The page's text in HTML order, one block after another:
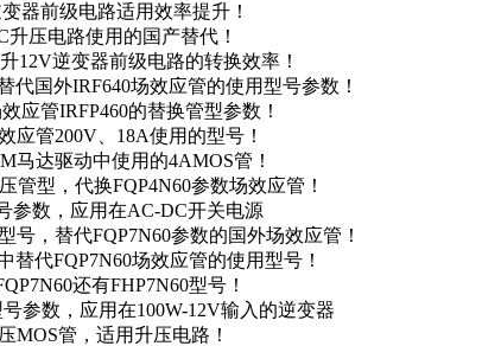
器前级电路适用效率提升！
压电路使用的国产替代！
12V逆变器前级电路的转换效率！
国外IRF640场效应管的使用型号参数！
应管IRFP460的替换管型参数！
应管200V、18A使用的型号！
马达驱动中使用的4AMOS管！
管型，代换FQP4N60参数场效应管！
参数，应用在AC-DC开关电源
号，替代FQP7N60参数的国外场效应管！
代FQP7N60场效应管的使用型号！
还有FHP7N60型号！
参数，应用在100W-12V输入的逆变器
MOS管，适用升压电路！